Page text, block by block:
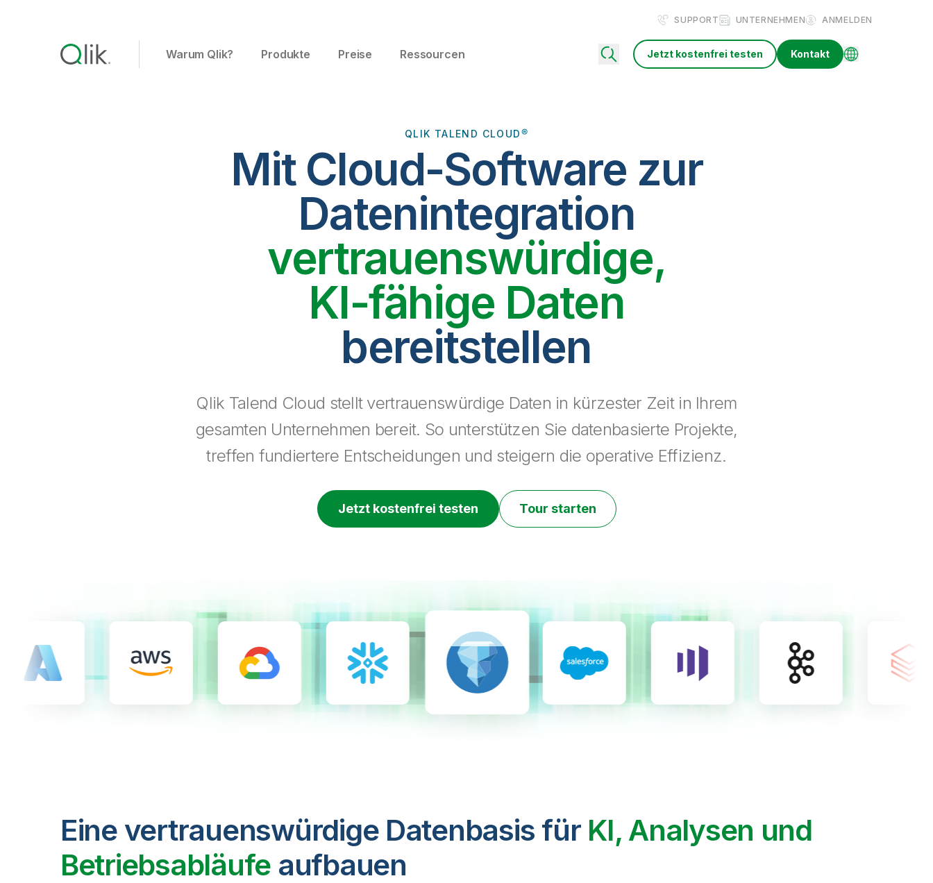
SUPPORT UNTERNEHMEN ANMELDEN
Warum Qlik? Produkte Preise Ressourcen Jetzt kostenfrei testen Kontakt
QLIK TALEND CLOUD®
Mit Cloud-Software zur
Datenintegration
vertrauenswürdige,
KI-fähige Daten
bereitstellen
Qlik Talend Cloud stellt vertrauenswürdige Daten in kürzester Zeit in Ihrem
gesamten Unternehmen bereit. So unterstützen Sie datenbasierte Projekte,
treffen fundiertere Entscheidungen und steigern die operative Effizienz.
Jetzt kostenfrei testen Tour starten
Eine vertrauenswürdige Datenbasis für KI, Analysen und
Betriebsabläufe aufbauen